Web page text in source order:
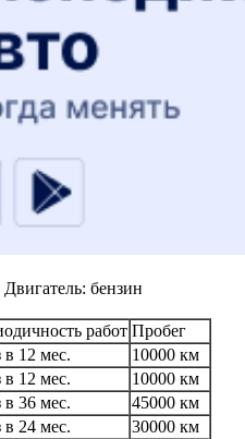
бензин
работ Пробег
в 12 мес.
10000 км
в 12 мес.
10000 км
в 36 мес.
45000 км
в 24 мес.
30000 км